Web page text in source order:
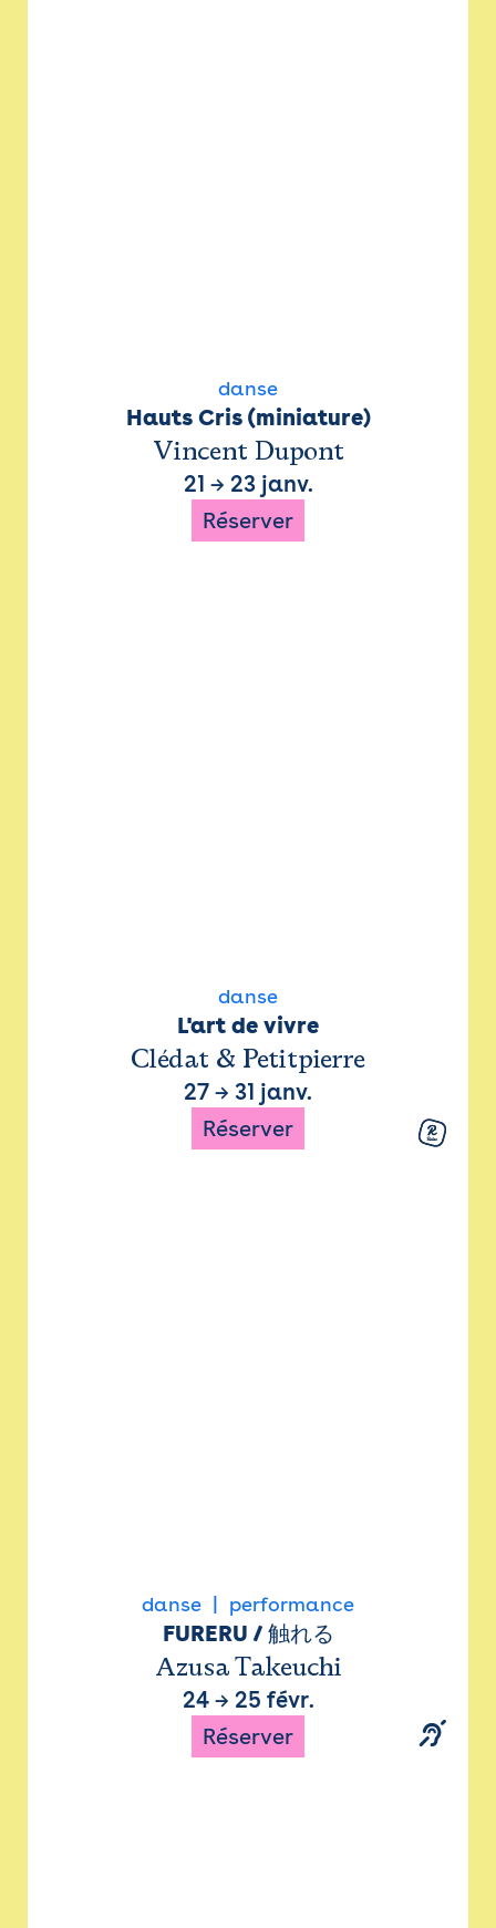
danse
Hauts Cris (miniature)
Vincent Dupont
21 → 23 janv.
Réserver
danse
L'art de vivre
Clédat & Petitpierre
27 → 31 janv.
Réserver
danse performance
FURERU / 触れる
Azusa Takeuchi
24→ 25 févr.
Réserver